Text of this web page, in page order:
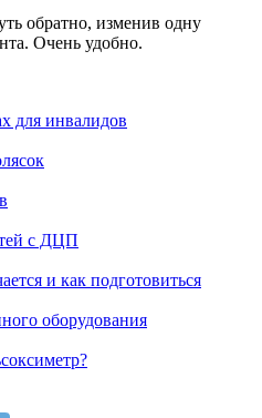
обратно, изменив одну
Очень удобно.
для инвалидов
с ДЦП
и как подготовиться
оборудования